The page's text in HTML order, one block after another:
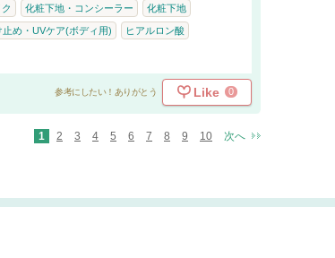
化粧下地・コンシーラー 化粧下地
止め・UVケア(ボディ用) ヒアルロン酸
参考にしたい！ありがとう Like 0
1 2 3 4 5 6 7 8 9 10 次へ